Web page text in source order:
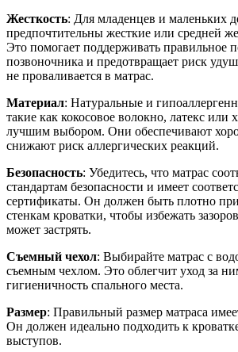
Жесткость: Для младенцев и маленьких
предпочтительны жесткие или средней
Это помогает поддерживать правильное
позвоночника и предотвращает риск
не проваливается в матрас.
Материал: Натуральные и
такие как кокосовое волокно, латекс или
лучшим выбором. Они обеспечивают
снижают риск аллергических реакций.
Безопасность: Убедитесь, что матрас
стандартам безопасности и имеет
сертификаты. Он должен быть плотно
стенкам кроватки, чтобы избежать
может застрять.
Съемный чехол: Выбирайте матрас с
съемным чехлом. Это облегчит уход за
гигиеничность спального места.
Размер: Правильный размер матраса
Он должен идеально подходить к
выступов.